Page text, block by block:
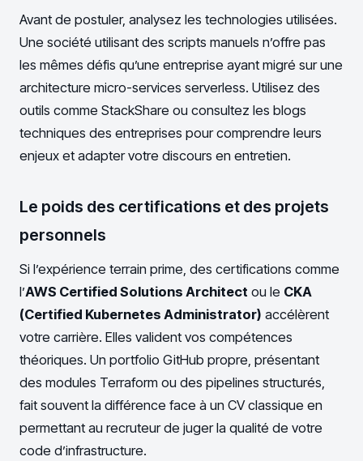
Avant de postuler, analysez les technologies utilisées.
Une société utilisant des scripts manuels n’offre pas
les mêmes défis qu’une entreprise ayant migré sur une
architecture micro-services serverless. Utilisez des
outils comme StackShare ou consultez les blogs
techniques des entreprises pour comprendre leurs
enjeux et adapter votre discours en entretien.
Le poids des certifications et des projets
personnels
Si l’expérience terrain prime, des certifications comme
l’AWS Certified Solutions Architect ou le CKA
(Certified Kubernetes Administrator) accélèrent
votre carrière. Elles valident vos compétences
théoriques. Un portfolio GitHub propre, présentant
des modules Terraform ou des pipelines structurés,
fait souvent la différence face à un CV classique en
permettant au recruteur de juger la qualité de votre
code d’infrastructure.